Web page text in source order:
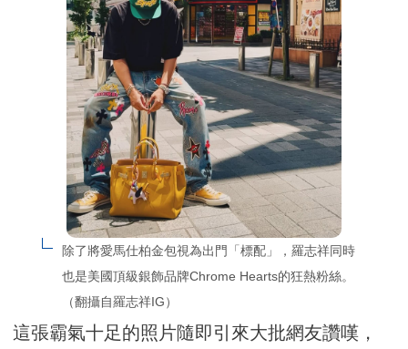
除了將愛馬仕柏金包視為出門「標配」，羅志祥同時
也是美國頂級銀飾品牌Chrome Hearts的狂熱粉絲。
（翻攝自羅志祥IG）
這張霸氣十足的照片隨即引來大批網友讚嘆，